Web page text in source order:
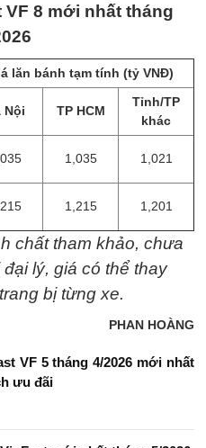
8 mới nhất tháng
lăn bánh tạm tính (tỷ VNĐ)
Nội TP HCM
Tỉnh/TP
khác
1,035 1,021
1,215 1,201
chất tham khảo, chưa
lý, giá có thể thay
bị từng xe.
PHAN HOÀNG
VF 5 tháng 4/2026 mới nhất
ưu đãi